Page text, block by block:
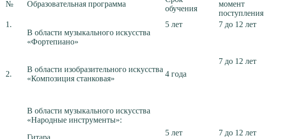
№ Образовательная программа
обучения
момент
поступления
1.
В области музыкального искусства
«Фортепиано»
5 лет
7 до 12 лет
2.
В области изобразительного искусства
«Композиция станковая»
4 года
7 до 12 лет
В области музыкального искусства
«Народные инструменты»:
Гитара
5 лет
7 до 12 лет